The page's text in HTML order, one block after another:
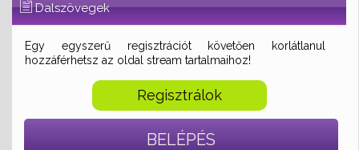
Dalszövegek
Egy egyszerű regisztrációt követően korlátlanul
hozzáférhetsz az oldal stream tartalmaihoz!
Regisztrálok
BELÉPÉS